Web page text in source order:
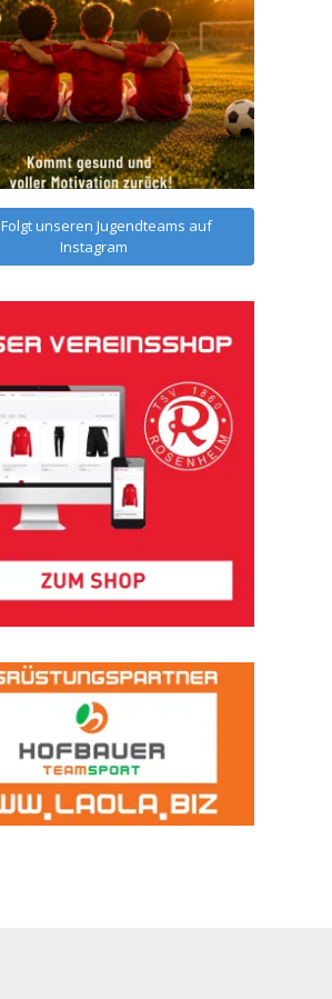
Folgt unseren Jugendteams auf
Instagram